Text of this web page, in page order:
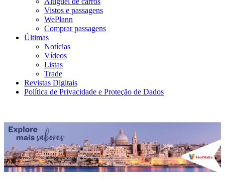
Vistos e passagens
WePlann
Comprar passagens
Últimas
Notícias
Vídeos
Listas
Trade
Revistas Digitais
Política de Privacidade e Proteção de Dados